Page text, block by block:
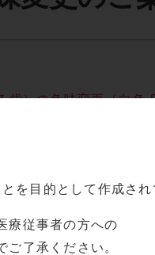
を目的として作成され
療従事者の方への
ご了承ください。
袋）の色味変更（白色